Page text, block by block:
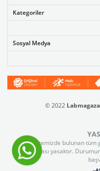
Kategoriler
Sosyal Medya
© 2022
Web sitemizde bulunan tüm
kullanılması yasaktır.